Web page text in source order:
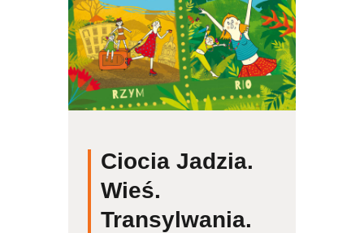
Ciocia Jadzia.
Wieś.
Transylwania.